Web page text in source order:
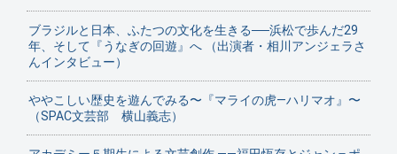
ブラジルと日本、ふたつの文化を生きる──浜松で歩んだ29
年、そして『うなぎの回遊』へ （出演者・相川アンジェラさ
んインタビュー）
ややこしい歴史を遊んでみる〜『マライの虎—ハリマオ』〜
（SPAC文芸部 横山義志）